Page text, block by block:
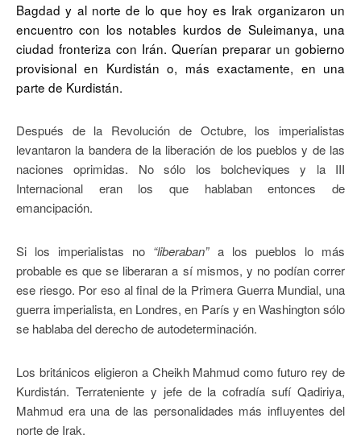
Bagdad y al norte de lo que hoy es Irak organizaron un
encuentro con los notables kurdos de Suleimanya, una
ciudad fronteriza con Irán. Querían preparar un gobierno
provisional en Kurdistán o, más exactamente, en una
parte de Kurdistán.
Después de la Revolución de Octubre, los imperialistas
levantaron la bandera de la liberación de los pueblos y de las
naciones oprimidas. No sólo los bolcheviques y la III
Internacional eran los que hablaban entonces de
emancipación.
Si los imperialistas no “liberaban”a los pueblos lo más
probable es que se liberaran a sí mismos, y no podían correr
ese riesgo. Por eso al final de la Primera Guerra Mundial, una
guerra imperialista, en Londres, en París y en Washington sólo
se hablaba del derecho de autodeterminación.
Los británicos eligieron a Cheikh Mahmud como futuro rey de
Kurdistán. Terrateniente y jefe de la cofradía sufí Qadiriya,
Mahmud era una de las personalidades más influyentes del
norte de Irak.